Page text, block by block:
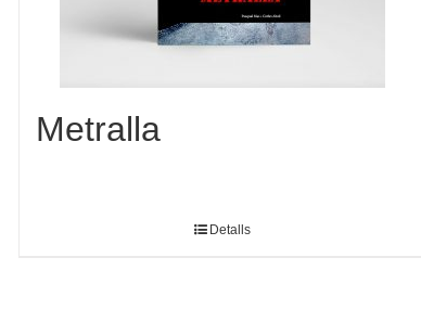
Metralla
Detalls